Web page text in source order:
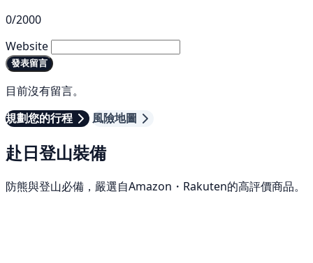
0/2000
Website
發表留言
目前沒有留言。
規劃您的行程
風險地圖
赴日登山裝備
防熊與登山必備，嚴選自Amazon・Rakuten的高評價商品。